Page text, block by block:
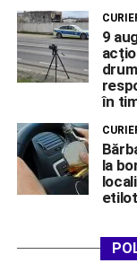
9
în
la